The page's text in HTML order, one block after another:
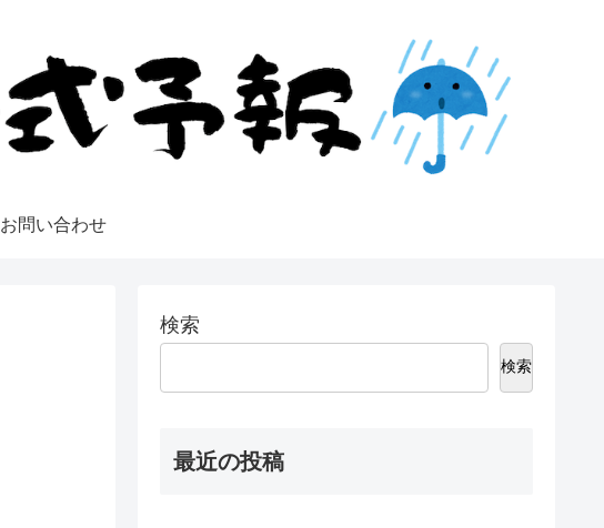
お問い合わせ
検索
検索
最近の投稿